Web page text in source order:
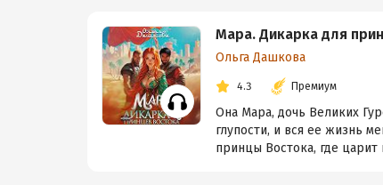
Мара. Дикарка для
Ольга Дашкова
4.3 Премиум
Она Мара, дочь Великих
глупости, и вся ее жизнь
принцы Востока, где царит